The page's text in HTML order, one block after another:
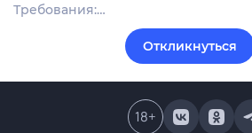
Требования:…
Откликнуться
18+